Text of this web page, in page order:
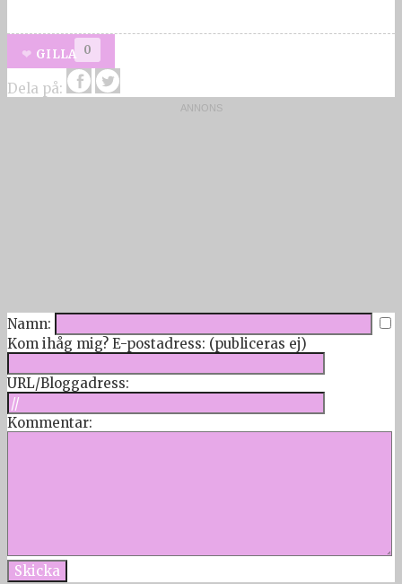
0
GILLA
Dela på:
Namn:
Kom ihåg mig? E-postadress: (publiceras ej)
URL/Bloggadress:
Kommentar: